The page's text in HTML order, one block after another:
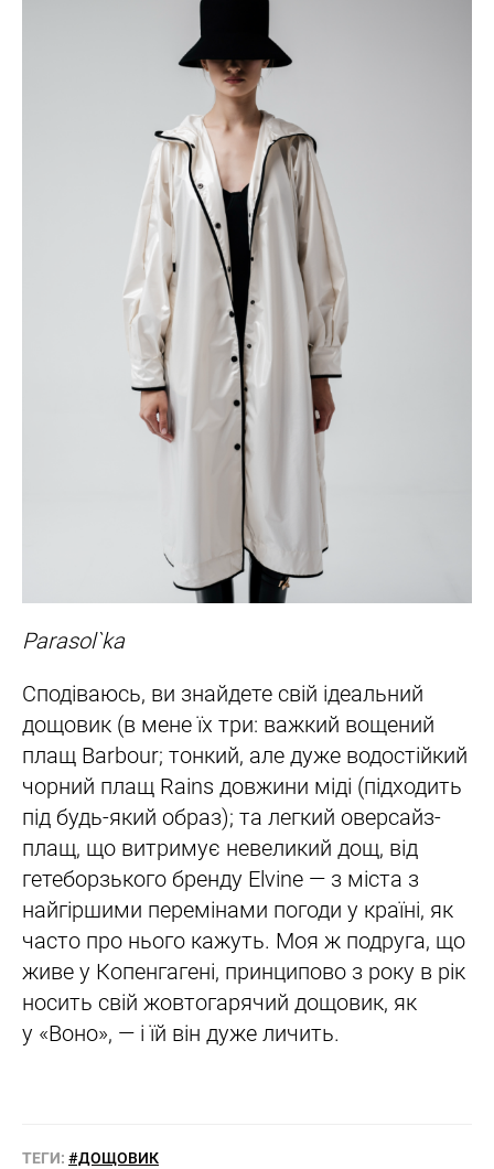
Parasol`ka
Сподіваюсь, ви знайдете свій ідеальний
дощовик (в мене їх три: важкий вощений
плащ Barbour; тонкий, але дуже водостійкий
чорний плащ Rains довжини міді (підходить
під будь-який образ); та легкий оверсайз-
плащ, що витримує невеликий дощ, від
гетеборзького бренду Elvine — з міста з
найгіршими перемінами погоди у країні, як
часто про нього кажуть. Моя ж подруга, що
живе у Копенгагені, принципово з року в рік
носить свій жовтогарячий дощовик, як
у «Воно», — і їй він дуже личить.
ТЕГИ: #ДОЩОВИК